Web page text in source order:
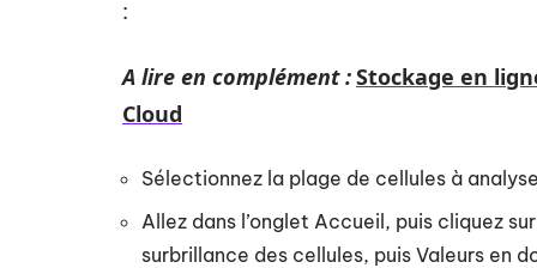
:
A lire en complément :Stockage en
Cloud
Sélectionnez la plage de cellules à
Allez dans l’onglet Accueil, puis cliquez
surbrillance des cellules, puis Valeurs en